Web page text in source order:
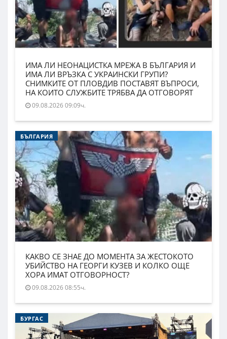
ИМА ЛИ НЕОНАЦИСТКА МРЕЖА В БЪЛГАРИЯ И
ИМА ЛИ ВРЪЗКА С УКРАИНСКИ ГРУПИ?
СНИМКИТЕ ОТ ПЛОВДИВ ПОСТАВЯТ ВЪПРОСИ,
НА КОИТО СЛУЖБИТЕ ТРЯБВА ДА ОТГОВОРЯТ
09.08.2026 09:09ч.
БЪЛГАРИЯ
КАКВО СЕ ЗНАЕ ДО МОМЕНТА ЗА ЖЕСТОКОТО
УБИЙСТВО НА ГЕОРГИ КУЗЕВ И КОЛКО ОЩЕ
ХОРА ИМАТ ОТГОВОРНОСТ?
09.08.2026 08:55ч.
БУРГАС